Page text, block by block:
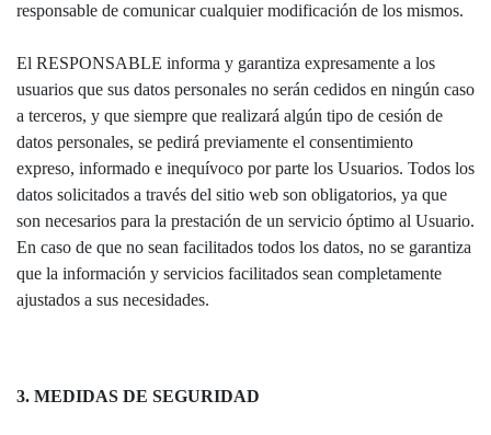
responsable de comunicar cualquier modificación de los mismos.
El RESPONSABLE informa y garantiza expresamente a los
usuarios que sus datos personales no serán cedidos en ningún caso
a terceros, y que siempre que realizará algún tipo de cesión de
datos personales, se pedirá previamente el consentimiento
expreso, informado e inequívoco por parte los Usuarios. Todos los
datos solicitados a través del sitio web son obligatorios, ya que
son necesarios para la prestación de un servicio óptimo al Usuario.
En caso de que no sean facilitados todos los datos, no se garantiza
que la información y servicios facilitados sean completamente
ajustados a sus necesidades.
3. MEDIDAS DE SEGURIDAD